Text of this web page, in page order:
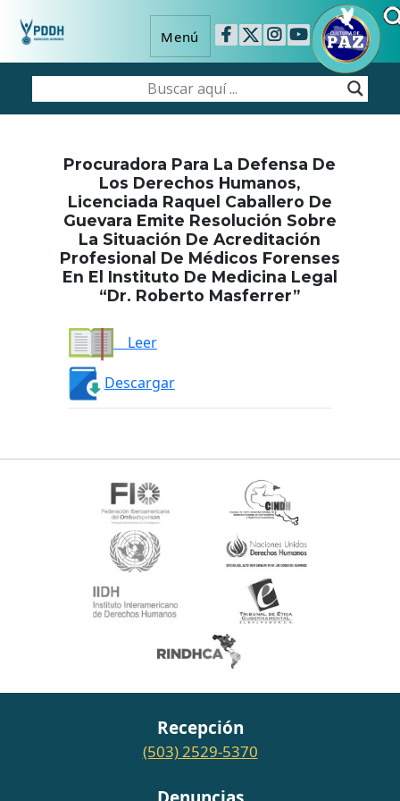
Menú
Procuradora Para La Defensa De
Los Derechos Humanos,
Licenciada Raquel Caballero De
Guevara Emite Resolución Sobre
La Situación De Acreditación
Profesional De Médicos Forenses
En El Instituto De Medicina Legal
“Dr. Roberto Masferrer”
Leer
Descargar
Recepción
(503) 2529-5370